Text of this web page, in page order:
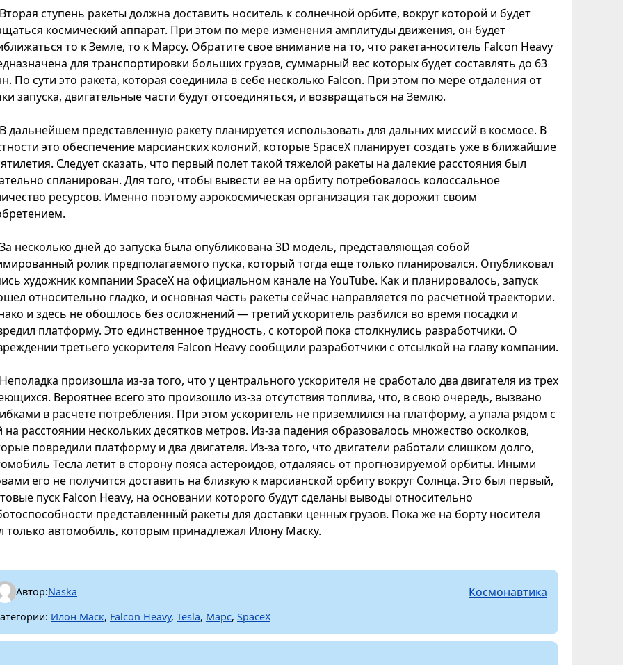
Вторая ступень ракеты должна доставить носитель к солнечной орбите, вокруг которой и будет
космический аппарат. При этом по мере изменения амплитуды движения, он будет
то к Земле, то к Марсу. Обратите свое внимание на то, что ракета-носитель Falcon Heavy
для транспортировки больших грузов, суммарный вес которых будет составлять до 63
По сути это ракета, которая соединила в себе несколько Falcon. При этом по мере отдаления от
запуска, двигательные части будут отсоединяться, и возвращаться на Землю.
В дальнейшем представленную ракету планируется использовать для дальних миссий в космосе. В
это обеспечение марсианских колоний, которые SpaceX планирует создать уже в ближайшие
Следует сказать, что первый полет такой тяжелой ракеты на далекие расстояния был
спланирован. Для того, чтобы вывести ее на орбиту потребовалось колоссальное
ресурсов. Именно поэтому аэрокосмическая организация так дорожит своим
За несколько дней до запуска была опубликована 3D модель, представляющая собой
ролик предполагаемого пуска, который тогда еще только планировался. Опубликовал
художник компании SpaceX на официальном канале на YouTube. Как и планировалось, запуск
относительно гладко, и основная часть ракеты сейчас направляется по расчетной траектории.
и здесь не обошлось без осложнений — третий ускоритель разбился во время посадки и
платформу. Это единственное трудность, с которой пока столкнулись разработчики. О
третьего ускорителя Falcon Heavy сообщили разработчики с отсылкой на главу компании.
Неполадка произошла из-за того, что у центрального ускорителя не сработало два двигателя из трех
Вероятнее всего это произошло из-за отсутствия топлива, что, в свою очередь, вызвано
в расчете потребления. При этом ускоритель не приземлился на платформу, а упала рядом с
на расстоянии нескольких десятков метров. Из-за падения образовалось множество осколков,
повредили платформу и два двигателя. Из-за того, что двигатели работали слишком долго,
Тесла летит в сторону пояса астероидов, отдаляясь от прогнозируемой орбиты. Иными
его не получится доставить на близкую к марсианской орбиту вокруг Солнца. Это был первый,
пуск Falcon Heavy, на основании которого будут сделаны выводы относительно
представленный ракеты для доставки ценных грузов. Пока же на борту носителя
только автомобиль, которым принадлежал Илону Маску.
Автор:Naska Космонавтика
Илон Маск, Falcon Heavy, Tesla, Марс, SpaceX